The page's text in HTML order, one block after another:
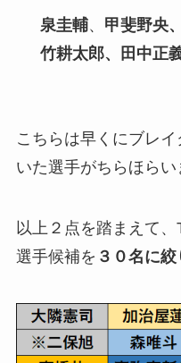
泉圭輔、 甲斐野央
竹耕太郎、田中正
こちらは早くにブレ
いた選手がちらほらい
以上２点を踏まえて
選手候補を ３０名に